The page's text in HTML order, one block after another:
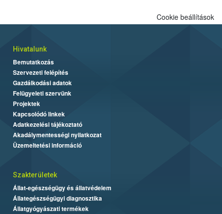
Cookie beállítások
Hivatalunk
Bemutatkozás
Szervezeti felépítés
Gazdálkodási adatok
Felügyeleti szervünk
Projektek
Kapcsolódó linkek
Adatkezelési tájékoztató
Akadálymentességi nyilatkozat
Üzemeltetési információ
Szakterületek
Állat-egészségügy és állatvédelem
Állategészségügyi diagnosztika
Állatgyógyászati termékek